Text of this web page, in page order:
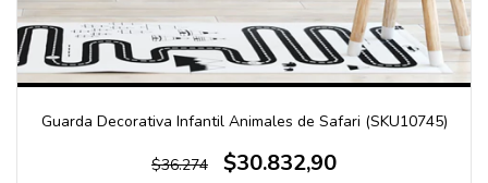
Guarda Decorativa Infantil Animales de Safari (SKU10745)
$36.274 $30.832,90